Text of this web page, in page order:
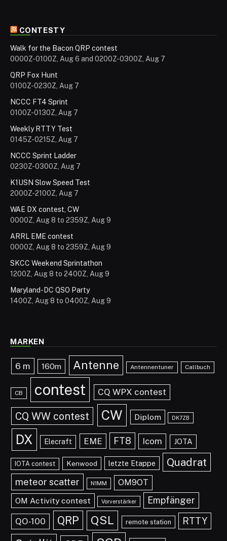
CONTESTY
Walk for the Bacon QRP contest
0000Z-0100Z, Aug 6 and 0200Z-0300Z, Aug 7
QRP Fox Hunt
0100Z-0230Z, Aug 7
NCCC FT4 Sprint
0100Z-0130Z, Aug 7
Weekly RTTY Test
0145Z-0215Z, Aug 7
NCCC Sprint Ladder
0230Z-0300Z, Aug 7
K1USN Slow Speed Test
2000Z-2100Z, Aug 7
WAE DX contest, CW
0000Z, Aug 8 to 2359Z, Aug 9
ARRL EME contest
0000Z, Aug 8 to 2359Z, Aug 9
SKCC Weekend Sprintathon
1200Z, Aug 8 to 2400Z, Aug 9
Maryland-DC QSO Party
1400Z, Aug 8 to 0400Z, Aug 9
MARKEN
6 m 160m Antenne Antennentuner Callbuch
CB contest CQ WPX contest
CQ WW contest CW Diplom DK7ZB
DX Elecraft EME FT8 Icom JOTA
IOTA contest Kenwood letzte Etappe Quadrat
meteor scatter N1MM
OM9OT
OM Activity contest
Vorverstärker Empfänger
QO-100 QRP QSL remote station RTTY